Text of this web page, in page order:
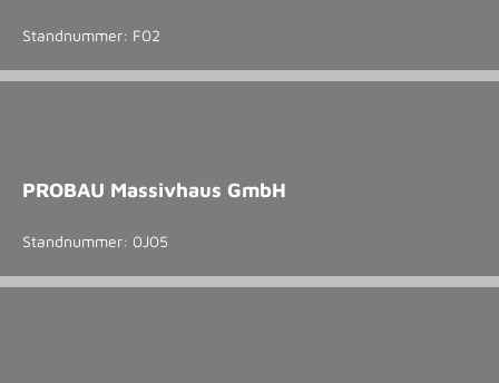
Standnummer: F02
PROBAU Massivhaus GmbH
Standnummer: 0J05